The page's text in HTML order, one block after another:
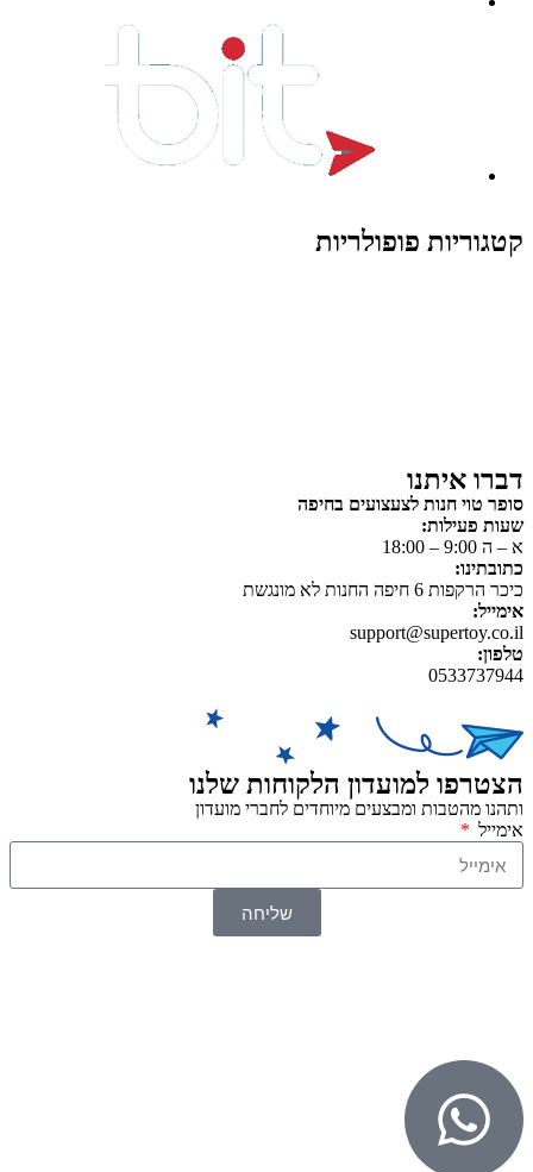
קטגוריות פופולריות
דברו איתנו
סופר טוי חנות לצעצועים בחיפה
שעות פעילות:
א – ה 9:00 – 18:00
כתובתינו:
כיכר הרקפות 6 חיפה החנות לא מונגשת
אימייל:
support@supertoy.co.il
טלפון:
0533737944
הצטרפו למועדון הלקוחות שלנו
ותהנו מהטבות ומבצעים מיוחדים לחברי מועדון
אימייל
שליחה